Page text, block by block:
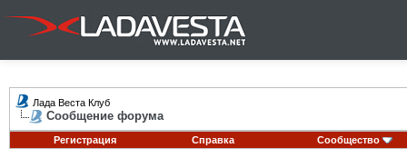
Лада Веста Клуб
Сообщение форума
Регистрация Справка Сообщество